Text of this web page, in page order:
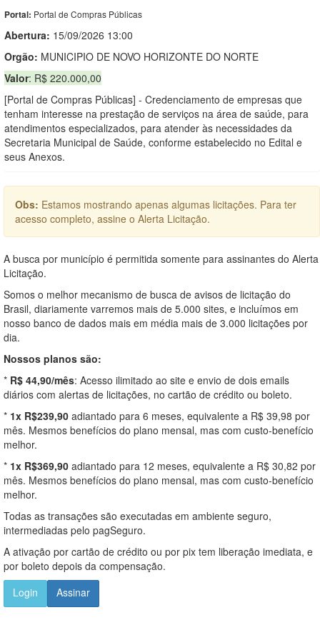
Portal: Portal de Compras Públicas
Abertura: 15/09/2026 13:00
Orgão: MUNICIPIO DE NOVO HORIZONTE DO NORTE
Valor: R$ 220.000,00
[Portal de Compras Públicas] - Credenciamento de empresas que
tenham interesse na prestação de serviços na área de saúde, para
atendimentos especializados, para atender às necessidades da
Secretaria Municipal de Saúde, conforme estabelecido no Edital e
seus Anexos.
Obs: Estamos mostrando apenas algumas licitações. Para ter
acesso completo, assine o Alerta Licitação.
A busca por município é permitida somente para assinantes do Alerta
Licitação.
Somos o melhor mecanismo de busca de avisos de licitação do
Brasil, diariamente varremos mais de 5.000 sites, e incluímos em
nosso banco de dados mais em média mais de 3.000 licitações por
dia.
Nossos planos são:
* R$ 44,90/mês: Acesso ilimitado ao site e envio de dois emails
diários com alertas de licitações, no cartão de crédito ou boleto.
* 1x R$239,90 adiantado para 6 meses, equivalente a R$ 39,98 por
mês. Mesmos benefícios do plano mensal, mas com custo-benefício
melhor.
* 1x R$369,90 adiantado para 12 meses, equivalente a R$ 30,82 por
mês. Mesmos benefícios do plano mensal, mas com custo-benefício
melhor.
Todas as transações são executadas em ambiente seguro,
intermediadas pelo pagSeguro.
A ativação por cartão de crédito ou por pix tem liberação imediata, e
por boleto depois da compensação.
Login
Assinar